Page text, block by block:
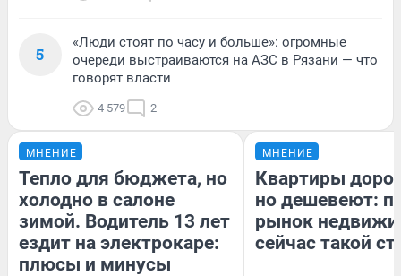
5
«Люди стоят по часу и больше»: огромные
очереди выстраиваются на АЗС в Рязани — что
говорят власти
4 579 2
МНЕНИЕ
Тепло для бюджета, но
холодно в салоне
зимой. Водитель 13 лет
ездит на электрокаре:
плюсы и минусы
МНЕНИЕ
Квартиры
но дешевеют:
рынок
сейчас такой